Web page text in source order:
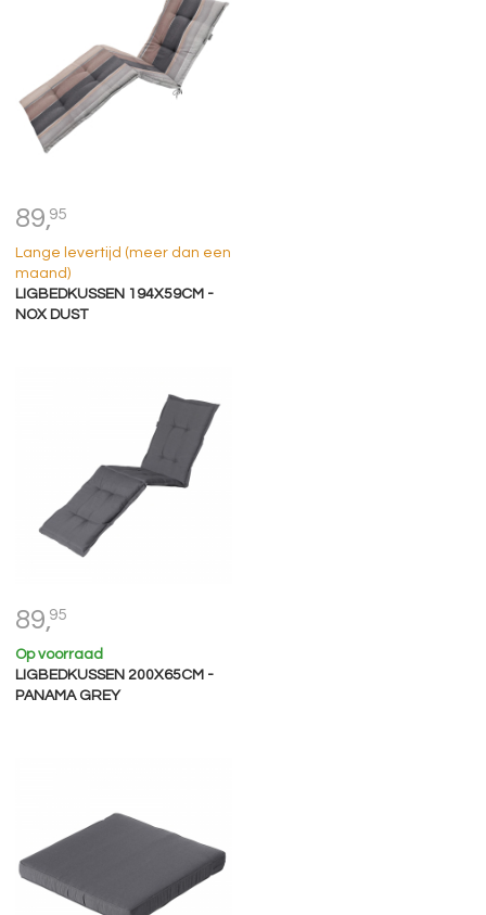
89,95
Lange levertijd (meer dan een
maand)
LIGBEDKUSSEN 194X59CM -
NOX DUST
89,95
Op voorraad
LIGBEDKUSSEN 200X65CM -
PANAMA GREY